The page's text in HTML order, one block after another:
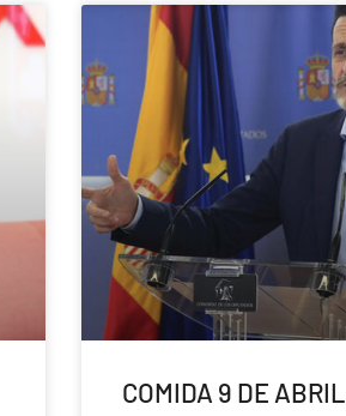
COMIDA 9 DE ABRIL